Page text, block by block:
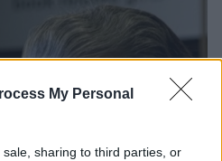
My Personal
sharing to third parties, or